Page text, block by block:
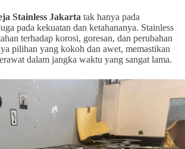
Stainless Jakarta tak hanya pada
pada kekuatan dan ketahananya. Stainless
terhadap korosi, goresan, dan perubahan
pilihan yang kokoh dan awet, memastikan
dalam jangka waktu yang sangat lama.